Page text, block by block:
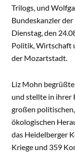
Trilogs, und
Bundeskanzler
Dienstag, den
Politik, Wirtschaft
der Mozartstadt.
Liz Mohn
und stellte in ihrer
großen
ökologischen
das Heidelberger
Kriege und 359